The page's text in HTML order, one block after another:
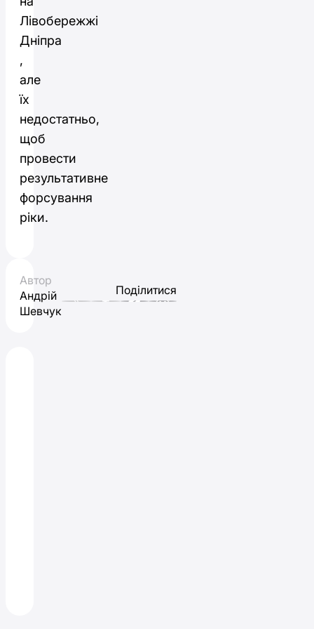
Лівобережжі
Дніпра
,
але
їх
недостатньо,
щоб
провести
результативне
форсування
ріки.
Автор
Андрій
Шевчук
Поділитися